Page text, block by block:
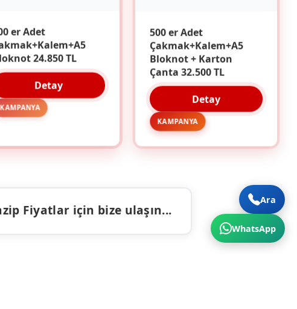
er Adet
24.850 TL
Detay
KAMPANYA
500 er Adet
Çakmak+Kalem+A5
Bloknot + Karton
Çanta 32.500 TL
Detay
KAMPANYA
Fiyatlar için bize ulaşın...
Ara
WhatsApp